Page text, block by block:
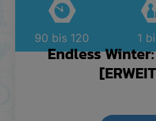
Endless
90 bis 120 1